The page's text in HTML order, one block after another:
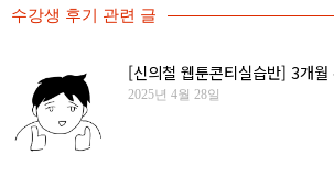
수강생 후기 관련 글
[신의철 웹툰콘티실습반] 3개월
2025년 4월 28일